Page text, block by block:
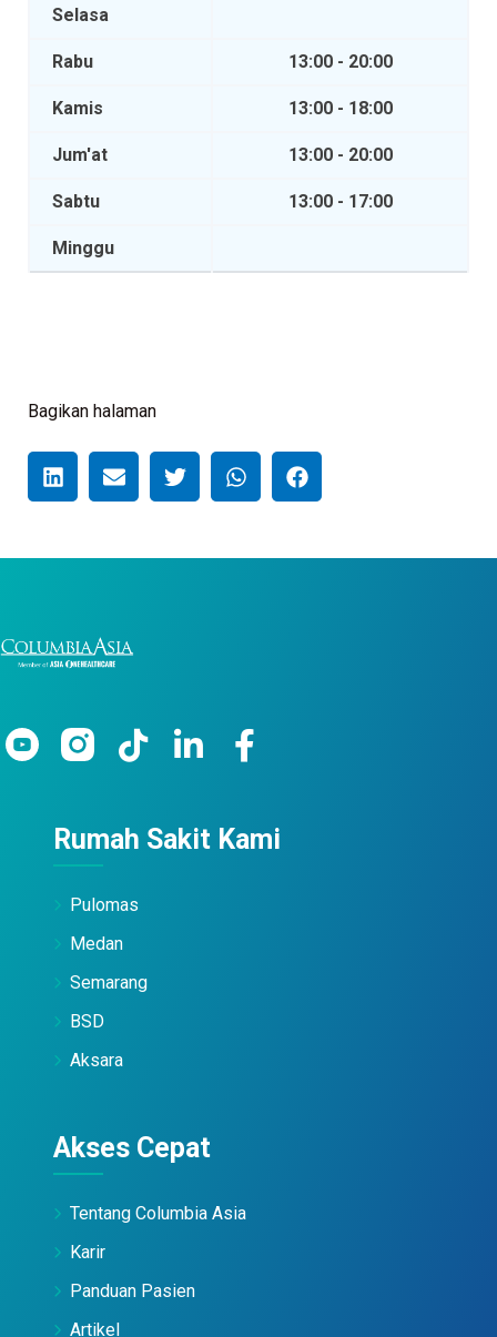
Selasa
Rabu 13:00 - 20:00
Kamis 13:00 - 18:00
Jum'at 13:00 - 20:00
Sabtu 13:00 - 17:00
Minggu
Bagikan halaman
Rumah Sakit Kami
Pulomas
Medan
Semarang
BSD
Aksara
Akses Cepat
Tentang Columbia Asia
Karir
Panduan Pasien
Artikel